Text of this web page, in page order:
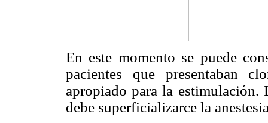
En este momento se puede
pacientes que presentaban
apropiado para la estimulación.
debe superficializarce la